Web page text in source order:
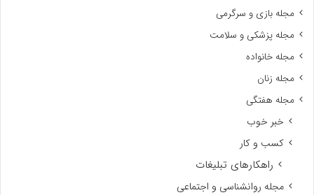
مجله بازی و سرگرمی
مجله پزشکی و سلامت
مجله خانواده
مجله زنان
مجله هفتگی
خبر خوب
کسب و کار
راهکارهای تبلیغات
مجله روانشناسی و اجتماعی